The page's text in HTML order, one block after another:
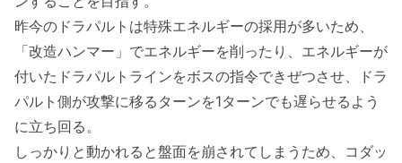
昨今のドラパルトは特殊エネルギーの採用が多いため、
「改造ハンマー」でエネルギーを削ったり、エネルギーが
付いたドラパルトラインをボスの指令できぜつさせ、ドラ
パルト側が攻撃に移るターンを1ターンでも遅らせるよう
に立ち回る。
しっかりと動かれると盤面を崩されてしまうため、コダッ